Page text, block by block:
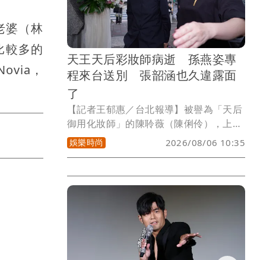
婆（林
較多的
，
天王天后彩妝師病逝 孫燕姿專
程來台送別 張韶涵也久違露面
了
【記者王郁惠／台北報導】被譽為「天后
御用化妝師」的陳聆薇（陳俐伶），上月
27日驚傳病逝，享年56歲，消息震撼台灣
演藝圈。今（6日）於中山基督長老教會
外，花海送別摯友，生前合作的藝人包括
蔡健雅、張韶涵、江美琪、丁噹、修杰
楷、彭佳慧等藝人也出席追思禮拜，其中
驚見孫燕姿也現身，疑似專程來台送別。
娛樂時尚 2026/08/06 10:35